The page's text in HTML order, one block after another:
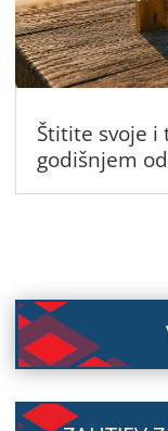
Štitite svoje i
godišnjem